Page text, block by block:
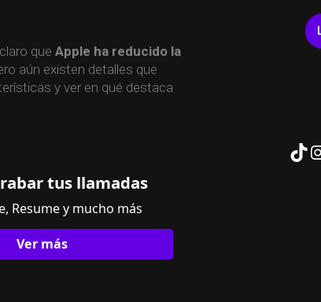
queApple ha reducido la
aún existen detalles que
y ver en qué destaca
tus llamadas
Resume y mucho más
Ver más